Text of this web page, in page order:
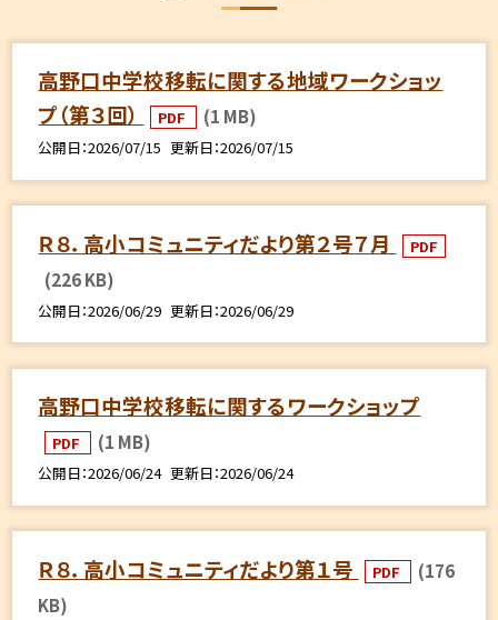
高野口中学校移転に関する地域ワークショッ
プ（第３回）
PDF (1 MB)
公開日 2026/07/15 更新日 2026/07/15
Ｒ８．高小コミュニティだより第２号７月 PDF
(226 KB)
公開日 2026/06/29 更新日 2026/06/29
高野口中学校移転に関するワークショップ
PDF (1 MB)
公開日 2026/06/24 更新日 2026/06/24
Ｒ８．高小コミュニティだより第１号 PDF
(176
KB)